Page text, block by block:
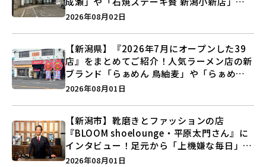
営業に幕…。
2026年08月02日
【新潟県】『2026年7月にオープンした39
店』をまとめてご紹介！人気ラーメン店の新
ブランド「らぁめん 鳥紬麦」や「らぁめん
しょうがの空」など盛りだくさん♪
2026年08月01日
【新潟市】靴磨きとファッションの店
『BLOOM shoelounge・平原太門さん』に
インタビュー！足元から「上機嫌な毎日」を
つくる装いの提案とは？
2026年08月01日